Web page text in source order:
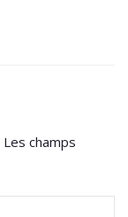
Les champs